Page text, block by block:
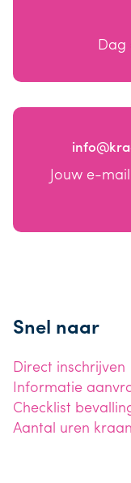
Dag
Jouw e-
Snel naar
Direct inschrijven
Informatie
Checklist
Aantal uren